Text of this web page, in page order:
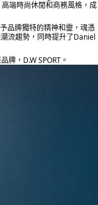
端時尚休閒和商務風格，成
品牌獨特的精神和靈，魂憑
流趨勢，同時提升了Daniel
牌，D.W SPORT。